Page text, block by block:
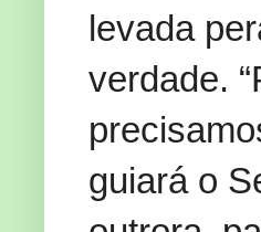
levada
verdade.
guiará o